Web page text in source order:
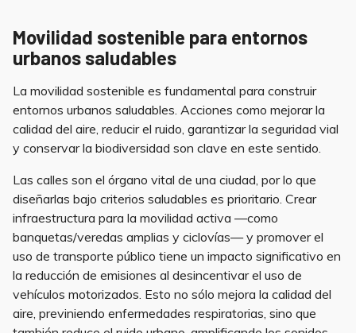
Movilidad sostenible para entornos
urbanos saludables
La movilidad sostenible es fundamental para construir
entornos urbanos saludables. Acciones como mejorar la
calidad del aire, reducir el ruido, garantizar la seguridad vial
y conservar la biodiversidad son clave en este sentido.
Las calles son el órgano vital de una ciudad, por lo que
diseñarlas bajo criterios saludables es prioritario. Crear
infraestructura para la movilidad activa —como
banquetas/veredas amplias y ciclovías— y promover el
uso de transporte público tiene un impacto significativo en
la reducción de emisiones al desincentivar el uso de
vehículos motorizados. Esto no sólo mejora la calidad del
aire, previniendo enfermedades respiratorias, sino que